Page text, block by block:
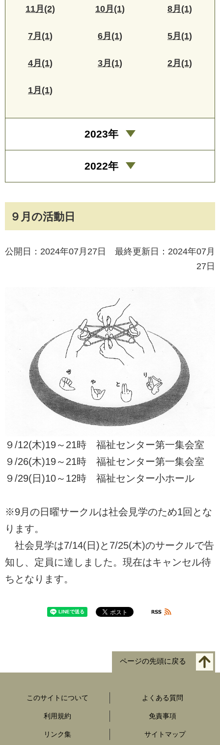
９月の活動日
公開日：2024年07月27日 最終更新日：2024年07月
27日
９/12(木)19～21時 福祉センター第一集会室
９/26(木)19～21時 福祉センター第一集会室
９/29(日)10～12時 福祉センター小ホール
※9月の日曜サークルは社会見学のため1回とな
ります。
社会見学は7/14(日)と7/25(木)のサークルで告
知し、定員に達しました。現在はキャンセル待
ちとなります。
11月(2) 10月(1) 8月(1)
7月(1) 6月(1) 5月(1)
4月(1) 3月(1) 2月(1)
1月(1)
2023年
2022年
ページの先頭に戻る
このサイトについて よくある質問
利用規約 免責事項
リンク集 サイトマップ